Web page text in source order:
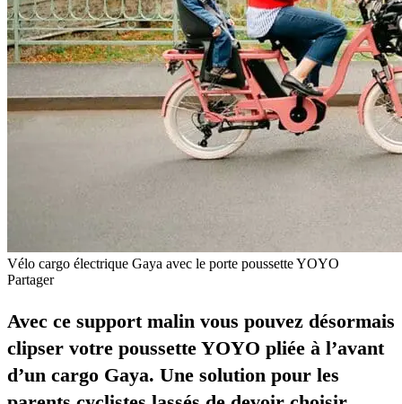
Vélo cargo électrique Gaya avec le porte poussette YOYO
Partager
Avec ce support malin vous pouvez désormais
clipser votre poussette YOYO pliée à l’avant
d’un cargo Gaya. Une solution pour les